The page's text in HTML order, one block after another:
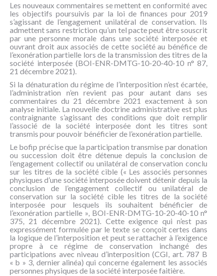
Les nouveaux commentaires se mettent en conformité avec
les objectifs poursuivis par la loi de finances pour 2019
s’agissant de l’engagement unilatéral de conservation. Ils
admettent sans restriction qu’un tel pacte peut être souscrit
par une personne morale dans une société interposée et
ouvrant droit aux associés de cette société au bénéfice de
l’exonération partielle lors de la transmission des titres de la
société interposée (BOI-ENR-DMTG-10-20-40-10 n° 87,
21 décembre 2021).
Si la dénaturation du régime de l’interposition n’est écartée,
l’administration n’en revient pas pour autant dans ses
commentaires du 21 décembre 2021 exactement à son
analyse initiale. La nouvelle doctrine administrative est plus
contraignante s’agissant des conditions que doit remplir
l’associé de la société interposée dont les titres sont
transmis pour pouvoir bénéficier de l’exonération partielle.
Le bofip précise que la participation transmise par donation
ou succession doit être détenue depuis la conclusion de
l’engagement collectif ou unilatéral de conservation conclu
sur les titres de la société cible (« Les associés personnes
physiques d’une société interposée doivent détenir depuis la
conclusion de l’engagement collectif ou unilatéral de
conservation sur la société cible les titres de la société
interposée pour lesquels ils souhaitent bénéficier de
l’exonération partielle », BOI-ENR-DMTG-10-20-40-10 n°
375, 21 décembre 2021). Cette exigence qui n’est pas
expressément formulée par le texte se conçoit certes dans
la logique de l’interposition et peut se rattacher à l’exigence
propre à ce régime de conservation inchangé des
participations avec niveau d’interposition (CGI, art. 787 B
« b » 3, dernier alinéa) qui concerne également les associés
personnes physiques de la société interposée faitière.